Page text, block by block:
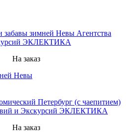
На заказ
Невы
На заказ